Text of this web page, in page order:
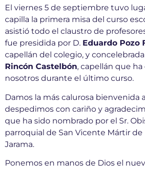
El viernes 5 de septiembre tuvo
capilla la primera misa del curso
asistió todo el claustro de
fue presidida por D. Eduardo Pozo
capellán del colegio, y
Rincón Castelbón, capellán que
nosotros durante el último curso.
Damos la más calurosa bienvenida
despedimos con cariño y
que ha sido nombrado por el Sr.
parroquial de San Vicente Mártir de
Jarama.
Ponemos en manos de Dios el